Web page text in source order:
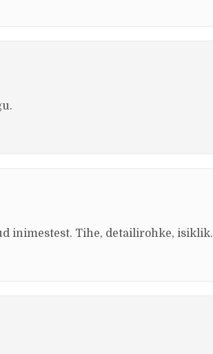
inimestest. Tihe, detailirohke, isiklik.